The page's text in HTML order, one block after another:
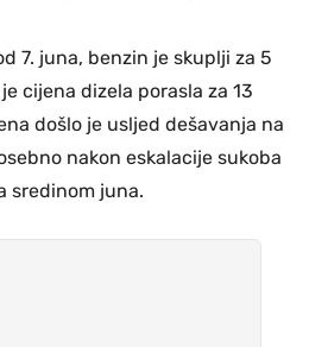
7. juna, benzin je skuplji za 5
cijena dizela porasla za 13
došlo je usljed dešavanja na
nakon eskalacije sukoba
sredinom juna.